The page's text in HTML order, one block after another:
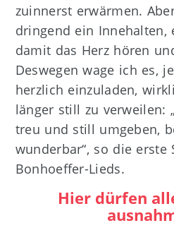
zuinnerst erwärmen.
dringend ein Innehalten,
damit das Herz hören
Deswegen wage ich es,
herzlich einzuladen,
länger still zu verweilen:
treu und still umgeben,
wunderbar“, so die erste
Bonhoeffer-Lieds.
Hier dürfen